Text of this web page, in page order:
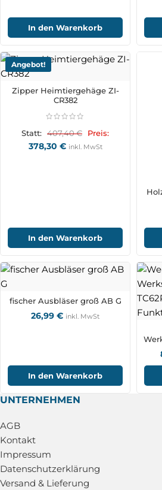
In den Warenkorb
Angebot!
Zipper Heimtiergehäge ZI-
CR382
Statt: 407,40€ Preis:
378,30 € inkl. MwSt
In den Warenkorb
fischer Ausbläser groß AB G
26,99 € inkl. MwSt
In den Warenkorb
UNTERNEHMEN
AGB
Kontakt
Impressum
Datenschutzerklärung
Versand & Lieferung